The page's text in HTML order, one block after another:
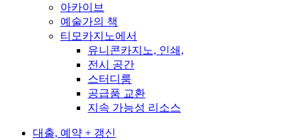
아카이브
예술가의 책
티모카지노에서
유니콘카지노, 인쇄,
전시 공간
스터디룸
공급품 교환
지속 가능성 리소스
대출, 예약 + 갱신